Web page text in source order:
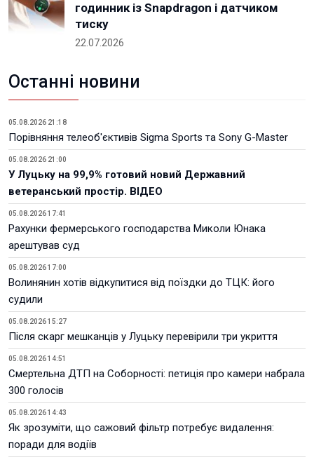
годинник із Snapdragon і датчиком
тиску
22.07.2026
Останні новини
05.08.2026 21:18
Порівняння телеоб'єктивів Sigma Sports та Sony G-Master
05.08.2026 21:00
У Луцьку на 99,9% готовий новий Державний
ветеранський простір. ВІДЕО
05.08.2026 17:41
Рахунки фермерського господарства Миколи Юнака
арештував суд
05.08.2026 17:00
Волинянин хотів відкупитися від поїздки до ТЦК: його
судили
05.08.2026 15:27
Після скарг мешканців у Луцьку перевірили три укриття
05.08.2026 14:51
Смертельна ДТП на Соборності: петиція про камери набрала
300 голосів
05.08.2026 14:43
Як зрозуміти, що сажовий фільтр потребує видалення:
поради для водіїв